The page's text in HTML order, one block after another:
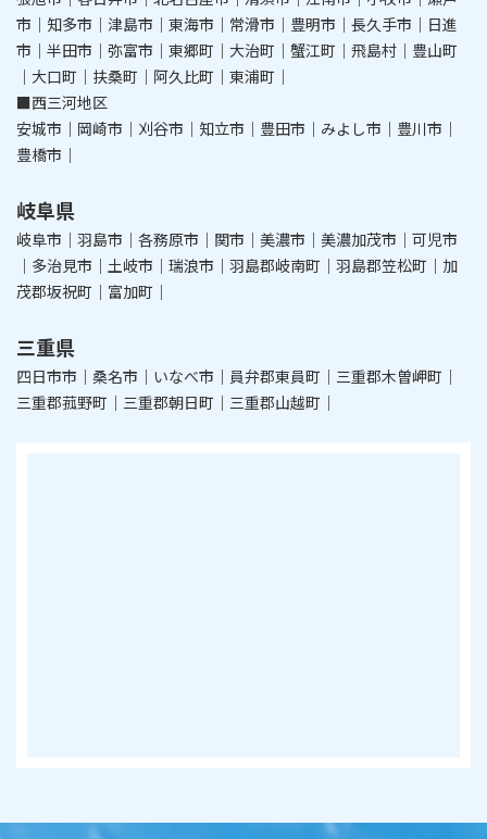
市｜知多市｜津島市｜東海市｜常滑市｜豊明市｜長久手市｜日進
市｜半田市｜弥富市｜東郷町｜大治町｜蟹江町｜飛島村｜豊山町
｜大口町｜扶桑町｜阿久比町｜東浦町｜
■西三河地区
安城市｜岡崎市｜刈谷市｜知立市｜豊田市｜みよし市｜豊川市｜
豊橋市｜
岐阜県
岐阜市｜羽島市｜各務原市｜関市｜美濃市｜美濃加茂市｜可児市
｜多治見市｜土岐市｜瑞浪市｜羽島郡岐南町｜羽島郡笠松町｜加
茂郡坂祝町｜富加町｜
三重県
四日市市｜桑名市｜いなべ市｜員弁郡東員町｜三重郡木曽岬町｜
三重郡菰野町｜三重郡朝日町｜三重郡山越町｜